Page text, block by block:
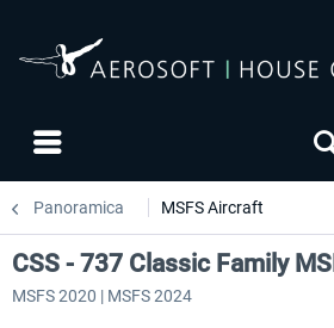
Panoramica MSFS Aircraft
CSS - 737 Classic Family
MSFS 2020 | MSFS 2024